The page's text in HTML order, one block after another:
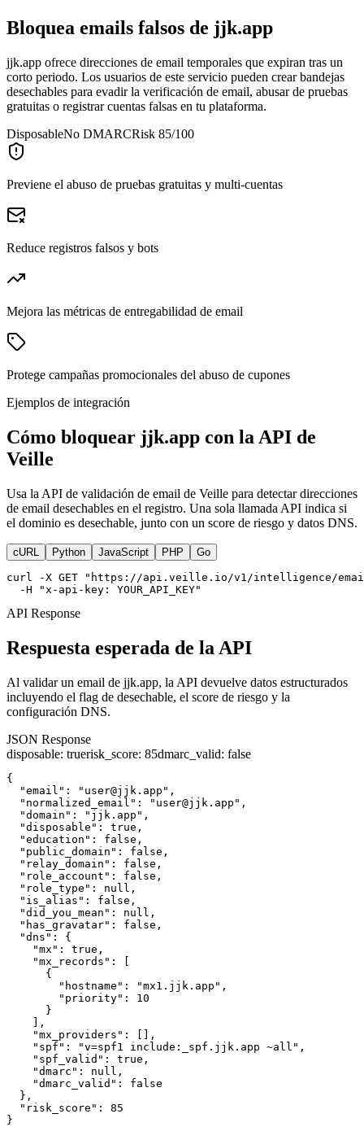
Bloquea emails falsos de jjk.app
jjk.app ofrece direcciones de email temporales que expiran tras un
corto periodo. Los usuarios de este servicio pueden crear bandejas
desechables para evadir la verificación de email, abusar de pruebas
gratuitas o registrar cuentas falsas en tu plataforma.
DisposableNo DMARCRisk 85/100
Previene el abuso de pruebas gratuitas y multi-cuentas
Reduce registros falsos y bots
Mejora las métricas de entregabilidad de email
Protege campañas promocionales del abuso de cupones
Ejemplos de integración
Cómo bloquear jjk.app con la API de
Veille
Usa la API de validación de email de Veille para detectar direcciones
de email desechables en el registro. Una sola llamada API indica si
el dominio es desechable, junto con un score de riesgo y datos DNS.
cURL Python JavaScript PHP Go
curl -X GET "https://api.veille.io/v1/intelligence/
  -H "x-api-key: YOUR_API_KEY"
API Response
Respuesta esperada de la API
Al validar un email de jjk.app, la API devuelve datos estructurados
incluyendo el flag de desechable, el score de riesgo y la
configuración DNS.
JSON Response
disposable: truerisk_score: 85dmarc_valid: false
{
  "email": "user@jjk.app",
  "normalized_email": "user@jjk.app",
  "domain": "jjk.app",
  "disposable": true,
  "education": false,
  "public_domain": false,
  "relay_domain": false,
  "role_account": false,
  "role_type": null,
  "is_alias": false,
  "did_you_mean": null,
  "has_gravatar": false,
  "dns": {
    "mx": true,
    "mx_records": [
      {
        "hostname": "mx1.jjk.app",
        "priority": 10
      }
    ],
    "mx_providers": [],
    "spf": "v=spf1 include:_spf.jjk.app ~all",
    "spf_valid": true,
    "dmarc": null,
    "dmarc_valid": false
  },
  "risk_score": 85
}